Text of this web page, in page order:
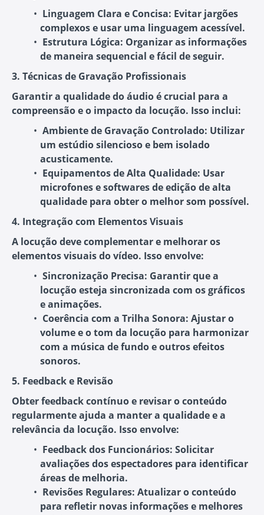
Linguagem Clara e Concisa: Evitar jargões
complexos e usar uma linguagem acessível.
Estrutura Lógica: Organizar as informações
de maneira sequencial e fácil de seguir.
3. Técnicas de Gravação Profissionais
Garantir a qualidade do áudio é crucial para a
compreensão e o impacto da locução. Isso inclui:
Ambiente de Gravação Controlado: Utilizar
um estúdio silencioso e bem isolado
acusticamente.
Equipamentos de Alta Qualidade: Usar
microfones e softwares de edição de alta
qualidade para obter o melhor som possível.
4. Integração com Elementos Visuais
A locução deve complementar e melhorar os
elementos visuais do vídeo. Isso envolve:
Sincronização Precisa: Garantir que a
locução esteja sincronizada com os gráficos
e animações.
Coerência com a Trilha Sonora: Ajustar o
volume e o tom da locução para harmonizar
com a música de fundo e outros efeitos
sonoros.
5. Feedback e Revisão
Obter feedback contínuo e revisar o conteúdo
regularmente ajuda a manter a qualidade e a
relevância da locução. Isso envolve:
Feedback dos Funcionários: Solicitar
avaliações dos espectadores para identificar
áreas de melhoria.
Revisões Regulares: Atualizar o conteúdo
para refletir novas informações e melhores